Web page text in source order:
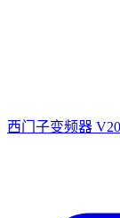
西门子变频器 V20